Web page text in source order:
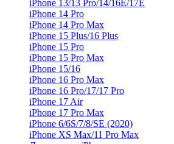
iPhone 13/13 Pro/14/16E/17E
iPhone 14 Pro
iPhone 14 Pro Max
iPhone 15 Plus/16 Plus
iPhone 15 Pro
iPhone 15 Pro Max
iPhone 15/16
iPhone 16 Pro Max
iPhone 16 Pro/17/17 Pro
iPhone 17 Air
iPhone 17 Pro Max
iPhone 6/6S/7/8/SE (2020)
iPhone XS Max/11 Pro Max